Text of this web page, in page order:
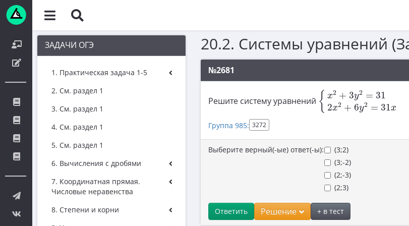
ЗАДАЧИ ОГЭ
1. Практическая задача 1-5
2. См. раздел 1
3. См. раздел 1
4. См. раздел 1
5. См. раздел 1
6. Вычисления с дробями
7. Координатная прямая.
Числовые неравенства
8. Степени и корни
20.2. Системы уравнений
№2681
Решите систему уравнений { x2 + 3y2 = 31
2x2 + 6y2 = 31x
{x + 2 =31 x2
Группа 985: 3272
Выберите верный(-ые) ответ(-ы):
(3;2)
(3;-2)
(2;-3)
(2;3)
Ответить Решение + в тест